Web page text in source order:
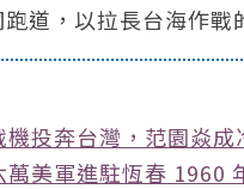
道，以拉長台海作
投奔台灣，范園焱
美軍進駐恆春 1960